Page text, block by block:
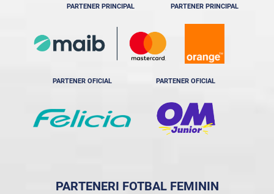
PARTENER PRINCIPAL PARTENER PRINCIPAL
PARTENER OFICIAL PARTENER OFICIAL
PARTENERI FOTBAL FEMININ